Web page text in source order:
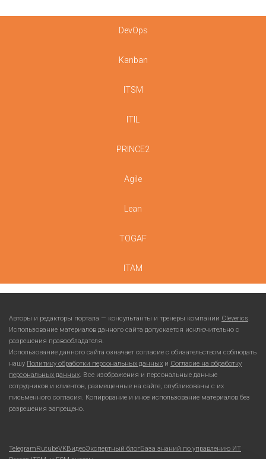
DevOps
Kanban
ITSM
ITIL
PRINCE2
Agile
Lean
TOGAF
ITAM
Авторы и редакторы портала — консультанты и тренеры компании Cleverics.
Использование материалов данного сайта допускается исключительно с
разрешения правообладателя.
Использование данного сайта означает согласие с обязательством соблюдать
нашу Политику обработки персональных данных и Согласие на обработку
персональных данных. Все изображения и персональные данные
сотрудников и клиентов, размещенные на сайте, опубликованы с их
письменного согласия. Копирование и иное использование материалов без
разрешения запрещено.
TelegramRutubeVKВидеоЭкспертный блогБаза знаний по управлению ИТ